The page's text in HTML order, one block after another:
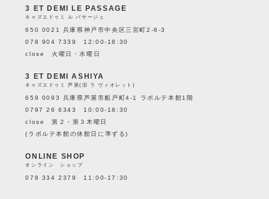
3 ET DEMI LE PASSAGE
キャズエドゥミ ル パサージュ
650 0021 兵庫県神戸市中央区三宮町2-8-3
078 904 7339 12:00-18:30
close 火曜日・水曜日
3 ET DEMI ASHIYA
キャズエドゥミ 芦屋(旧 ラ ヴィオレット)
659 0093 兵庫県芦屋市船戸町4-1 ラポルテ本館1階
0797 26 6343 10:00-18:30
close 第２・第３木曜日
(ラポルテ本館の休館日に準ずる)
ONLINE SHOP
オンライン ショップ
078 334 2379 11:00-17:30